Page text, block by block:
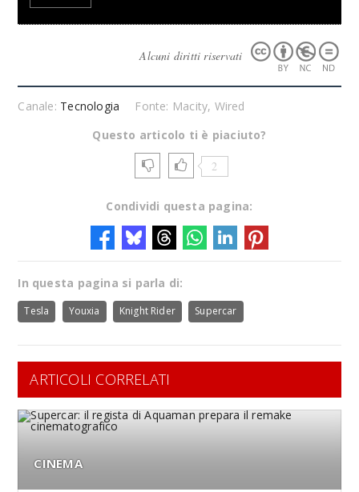
Alcuni diritti riservati
Canale: Tecnologia
Fonte: Macity, Wired
Questo articolo ti è piaciuto?
2
Condividi questa pagina:
In questa pagina si parla di:
Tesla Youxia Knight Rider Supercar
ARTICOLI CORRELATI
CINEMA